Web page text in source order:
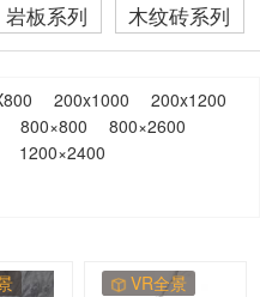
岩板系列 木纹砖系列
200x1000
200x1200
800×800
800×2600
1200×2400
VR全景